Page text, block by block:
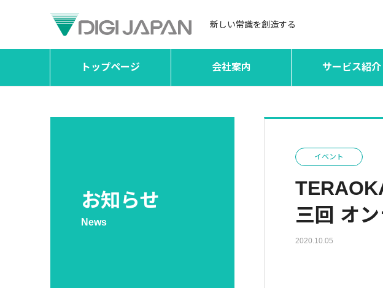
新しい常識を創造する
トップページ 会社案内 サービス紹介
お知らせ
News
イベント
三回 オ
2020.10.05